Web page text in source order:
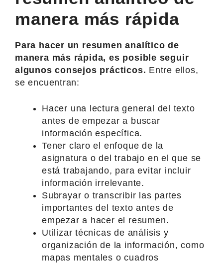
manera más rápida
Para hacer un resumen analítico de
manera más rápida, es posible seguir
algunos consejos prácticos. Entre ellos,
se encuentran:
Hacer una lectura general del texto
antes de empezar a buscar
información específica.
Tener claro el enfoque de la
asignatura o del trabajo en el que se
está trabajando, para evitar incluir
información irrelevante.
Subrayar o transcribir las partes
importantes del texto antes de
empezar a hacer el resumen.
Utilizar técnicas de análisis y
organización de la información, como
mapas mentales o cuadros